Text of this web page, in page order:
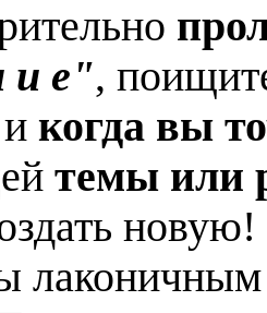
и е",
когда вы
темы или
лаконичным